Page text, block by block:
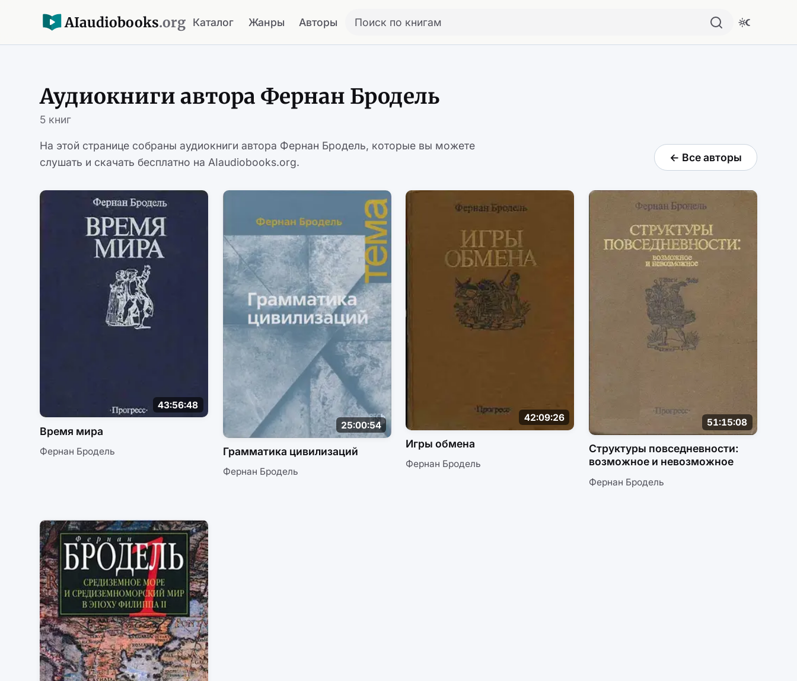
AIaudiobooks.org Каталог Жанры Авторы Поиск по книгам
Аудиокниги автора Фернан Бродель
5 книг
На этой странице собраны аудиокниги автора Фернан Бродель, которые вы можете
слушать и скачать бесплатно на AIaudiobooks.org.
← Все авторы
43:56:48
Время мира
Фернан Бродель
25:00:54
Грамматика цивилизаций
Фернан Бродель
42:09:26
Игры обмена
Фернан Бродель
51:15:08
Структуры повседневности:
возможное и невозможное
Фернан Бродель